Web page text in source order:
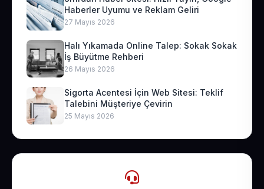
Haberler Uyumu ve Reklam Geliri
27 Mayıs 2026
Halı Yıkamada Online Talep: Sokak Sokak
İş Büyütme Rehberi
26 Mayıs 2026
Sigorta Acentesi İçin Web Sitesi: Teklif
Talebini Müşteriye Çevirin
25 Mayıs 2026